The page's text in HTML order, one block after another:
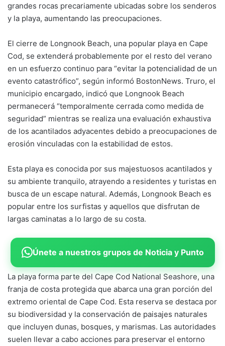
grandes rocas precariamente ubicadas sobre los senderos
y la playa, aumentando las preocupaciones.
El cierre de Longnook Beach, una popular playa en Cape
Cod, se extenderá probablemente por el resto del verano
en un esfuerzo continuo para “evitar la potencialidad de un
evento catastrófico”, según informó BostonNews. Truro, el
municipio encargado, indicó que Longnook Beach
permanecerá “temporalmente cerrada como medida de
seguridad” mientras se realiza una evaluación exhaustiva
de los acantilados adyacentes debido a preocupaciones de
erosión vinculadas con la estabilidad de estos.
Esta playa es conocida por sus majestuosos acantilados y
su ambiente tranquilo, atrayendo a residentes y turistas en
busca de un escape natural. Además, Longnook Beach es
popular entre los surfistas y aquellos que disfrutan de
largas caminatas a lo largo de su costa.
Únete a nuestros grupos de Noticia y Punto
La playa forma parte del Cape Cod National Seashore, una
franja de costa protegida que abarca una gran porción del
extremo oriental de Cape Cod. Esta reserva se destaca por
su biodiversidad y la conservación de paisajes naturales
que incluyen dunas, bosques, y marismas. Las autoridades
suelen llevar a cabo acciones para preservar el entorno